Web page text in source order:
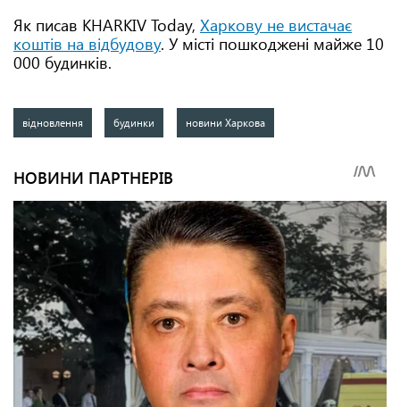
Як писав KHARKIV Today, Харкову не вистачає
коштів на відбудову. У місті пошкоджені майже 10
000 будинків.
відновлення будинки новини Харкова